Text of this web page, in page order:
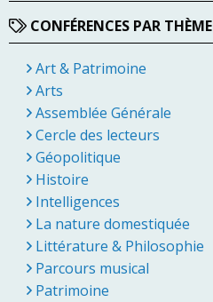
CONFÉRENCES PAR THÈME
Art & Patrimoine
Arts
Assemblée Générale
Cercle des lecteurs
Géopolitique
Histoire
Intelligences
La nature domestiquée
Littérature & Philosophie
Parcours musical
Patrimoine